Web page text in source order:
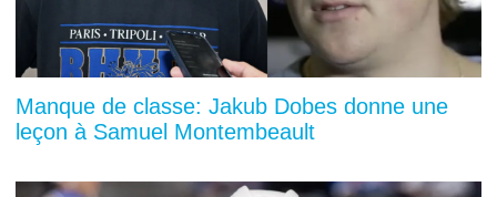
Manque de classe: Jakub Dobes donne une
leçon à Samuel Montembeault